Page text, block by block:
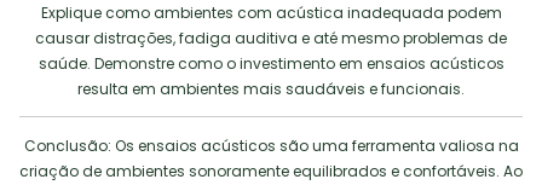
Explique como ambientes com acústica inadequada podem
causar distrações, fadiga auditiva e até mesmo problemas de
saúde. Demonstre como o investimento em ensaios acústicos
resulta em ambientes mais saudáveis e funcionais.
Conclusão: Os ensaios acústicos são uma ferramenta valiosa na
criação de ambientes sonoramente equilibrados e confortáveis. Ao